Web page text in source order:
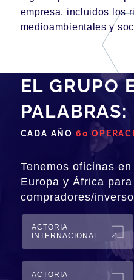
empresa, incluidos los
medioambientales y
EL GRUPO
PALABRAS:
CADA AÑO 60
Tenemos oficinas
Europa y África
compradores/
ACTORIA
INTERNACIONAL
ACTORIA